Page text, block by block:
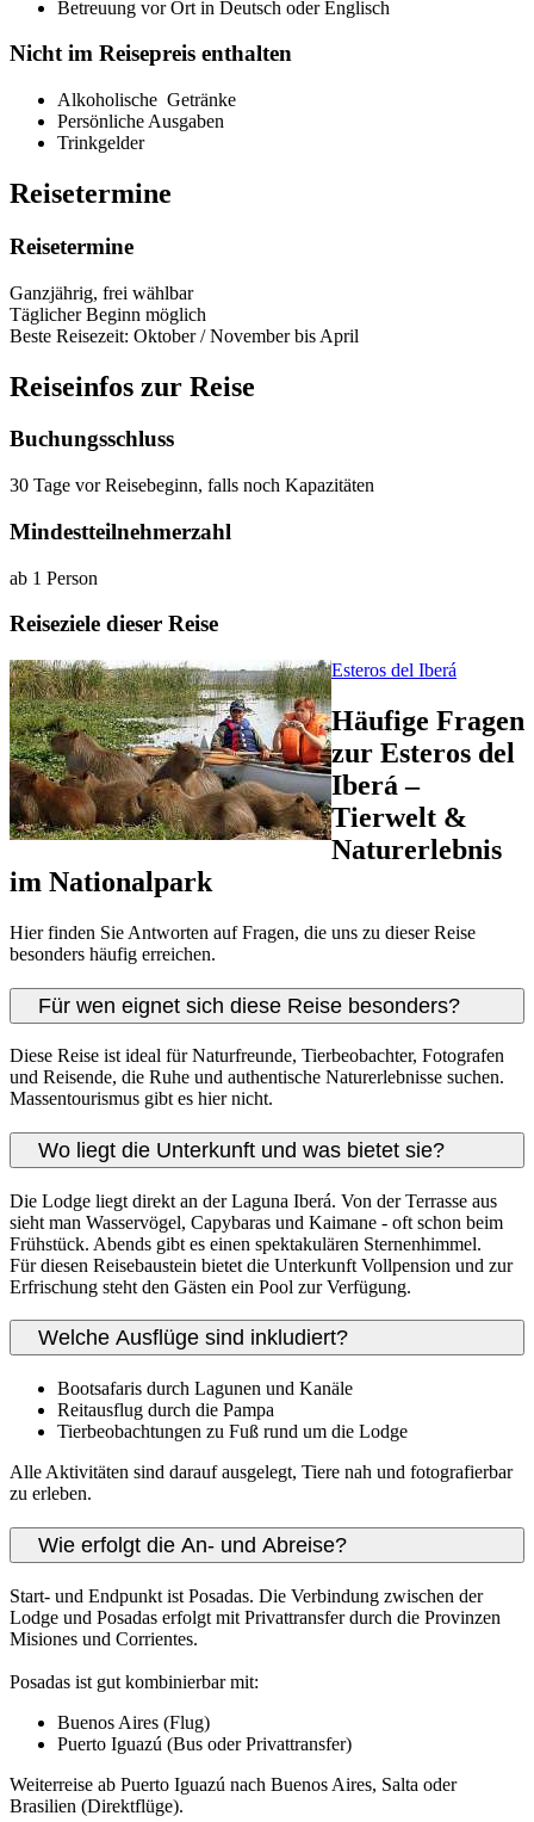
Betreuung vor Ort in Deutsch oder Englisch
Nicht im Reisepreis enthalten
Alkoholische Getränke
Persönliche Ausgaben
Trinkgelder
Reisetermine
Reisetermine
Ganzjährig, frei wählbar
Täglicher Beginn möglich
Beste Reisezeit: Oktober / November bis April
Reiseinfos zur Reise
Buchungsschluss
30 Tage vor Reisebeginn, falls noch Kapazitäten
Mindestteilnehmerzahl
ab 1 Person
Reiseziele dieser Reise
Esteros del Iberá
Häufige Fragen
zur Esteros del
Iberá –
Tierwelt &
Naturerlebnis
im Nationalpark
Hier finden Sie Antworten auf Fragen, die uns zu dieser Reise
besonders häufig erreichen.
Für wen eignet sich diese Reise besonders?
Diese Reise ist ideal für Naturfreunde, Tierbeobachter, Fotografen
und Reisende, die Ruhe und authentische Naturerlebnisse suchen.
Massentourismus gibt es hier nicht.
Wo liegt die Unterkunft und was bietet sie?
Die Lodge liegt direkt an der Laguna Iberá. Von der Terrasse aus
sieht man Wasservögel, Capybaras und Kaimane - oft schon beim
Frühstück. Abends gibt es einen spektakulären Sternenhimmel.
Für diesen Reisebaustein bietet die Unterkunft Vollpension und zur
Erfrischung steht den Gästen ein Pool zur Verfügung.
Welche Ausflüge sind inkludiert?
Bootsafaris durch Lagunen und Kanäle
Reitausflug durch die Pampa
Tierbeobachtungen zu Fuß rund um die Lodge
Alle Aktivitäten sind darauf ausgelegt, Tiere nah und fotografierbar
zu erleben.
Wie erfolgt die An- und Abreise?
Start- und Endpunkt ist Posadas. Die Verbindung zwischen der
Lodge und Posadas erfolgt mit Privattransfer durch die Provinzen
Misiones und Corrientes.
Posadas ist gut kombinierbar mit:
Buenos Aires (Flug)
Puerto Iguazú (Bus oder Privattransfer)
Weiterreise ab Puerto Iguazú nach Buenos Aires, Salta oder
Brasilien (Direktflüge).